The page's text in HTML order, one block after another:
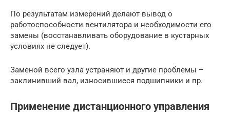
По результатам измерений делают вывод о
работоспособности вентилятора и необходимости его
замены (восстанавливать оборудование в кустарных
условиях не следует).
Заменой всего узла устраняют и другие проблемы –
заклинивший вал, износившиеся подшипники и пр.
Применение дистанционного управления